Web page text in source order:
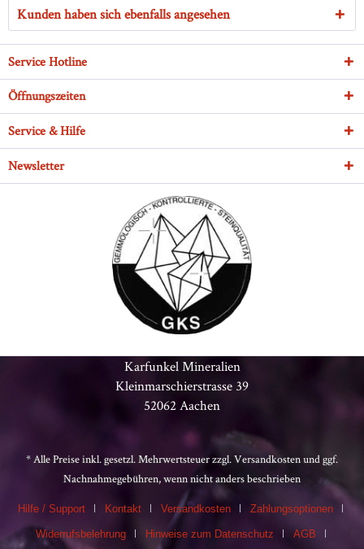
Kunden haben sich ebenfalls angesehen
Service Hotline
Öffnungszeiten
Service & Hilfe
Newsletter
Karfunkel Mineralien
Kleinmarschierstrasse 39
52062 Aachen
* Alle Preise inkl. gesetzl. Mehrwertsteuer zzgl.Versandkostenund ggf.
Nachnahmegebühren, wenn nicht anders beschrieben
Hilfe / Support Kontakt Versandkosten Zahlungsoptionen
Widerrufsbelehrung Hinweise zum Datenschutz AGB